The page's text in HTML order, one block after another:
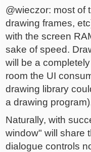
@wieczor: most of
drawing frames,
with the screen
sake of speed.
will be a
room the UI
drawing library
a drawing
Naturally, with
window" will share
dialogue controls